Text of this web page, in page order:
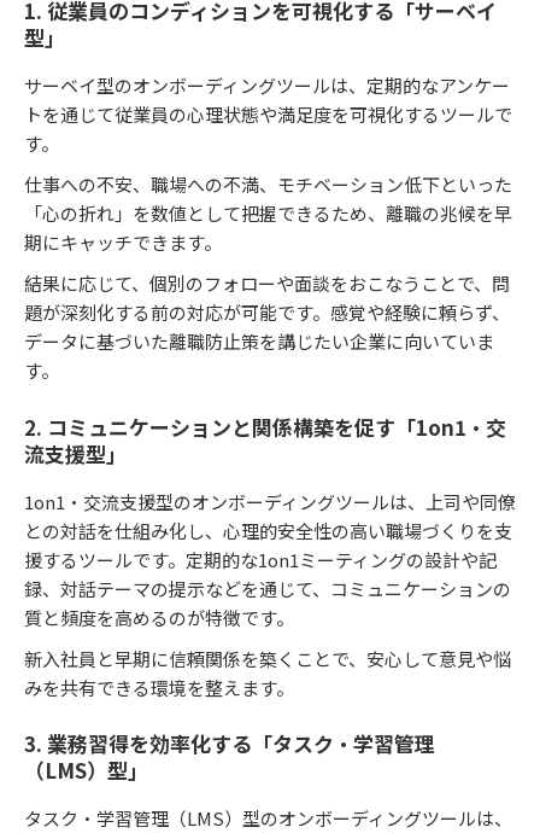
1. 従業員のコンディションを可視化する「サーベイ
型」
サーベイ型のオンボーディングツールは、定期的なアンケー
トを通じて従業員の心理状態や満足度を可視化するツールで
す。
仕事への不安、職場への不満、モチベーション低下といった
「心の折れ」を数値として把握できるため、離職の兆候を早
期にキャッチできます。
結果に応じて、個別のフォローや面談をおこなうことで、問
題が深刻化する前の対応が可能です。感覚や経験に頼らず、
データに基づいた離職防止策を講じたい企業に向いていま
す。
2. コミュニケーションと関係構築を促す「1on1・交
流支援型」
1on1・交流支援型のオンボーディングツールは、上司や同僚
との対話を仕組み化し、心理的安全性の高い職場づくりを支
援するツールです。定期的な1on1ミーティングの設計や記
録、対話テーマの提示などを通じて、コミュニケーションの
質と頻度を高めるのが特徴です。
新入社員と早期に信頼関係を築くことで、安心して意見や悩
みを共有できる環境を整えます。
3. 業務習得を効率化する「タスク・学習管理
（LMS）型」
タスク・学習管理（LMS）型のオンボーディングツールは、